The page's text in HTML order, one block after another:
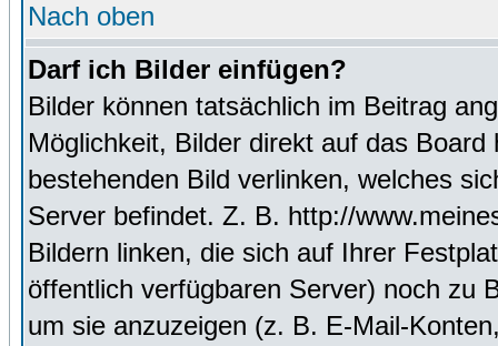
Nach oben
Darf ich Bilder einfügen?
Bilder können tatsächlich im Beitrag
Möglichkeit, Bilder direkt auf das
bestehenden Bild verlinken, welches
Server befindet. Z. B. http://
Bildern linken, die sich auf Ihrer
öffentlich verfügbaren Server) noch zu
um sie anzuzeigen (z. B. E-Mail-